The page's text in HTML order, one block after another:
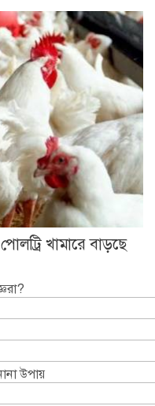
খামারে বাড়ছে
উপায়